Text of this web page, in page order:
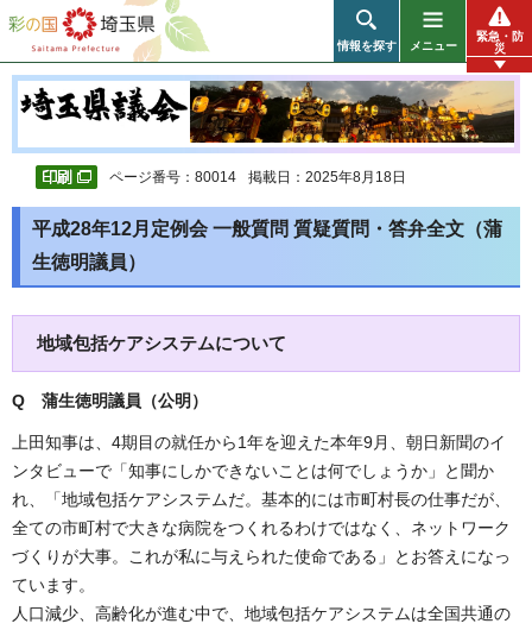
彩の国 埼玉県
情報を探す メニュー
緊急・防
災
ページ番号：80014 掲載日：2025年8月18日
平成28年12月定例会 一般質問 質疑質問・答弁全文（蒲
生徳明議員）
地域包括ケアシステムについて
Q 蒲生徳明議員（公明 ）
上田知事は、4期目の就任から1年を迎えた本年9月、朝日新聞のイ
ンタビューで「知事にしかできないことは何でしょうか」と聞か
れ、「地域包括ケアシステムだ。基本的には市町村長の仕事だが、
全ての市町村で大きな病院をつくれるわけではなく、ネットワーク
づくりが大事。これが私に与えられた使命である」とお答えになっ
ています。
人口減少、高齢化が進む中で、地域包括ケアシステムは全国共通の